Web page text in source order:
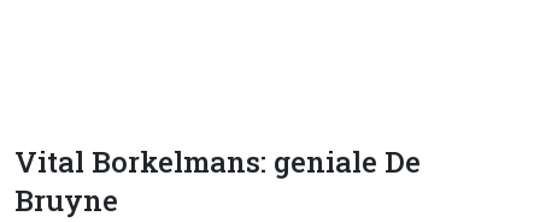
Vital Borkelmans: geniale De
Bruyne